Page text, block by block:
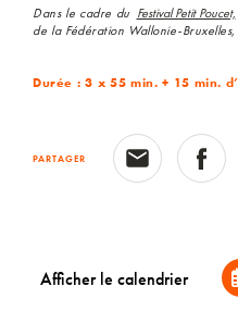
Dans le cadre du Festival Petit Poucet,
de la Fédération Wallonie-
Durée : 3 x 55 min. + 15 min.
PARTAGER
Afficher le calendrier